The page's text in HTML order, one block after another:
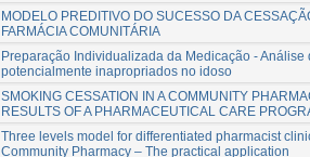
MODELO PREDITIVO DO SUCESSO DA
FARMÁCIA COMUNITÁRIA
Preparação Individualizada da Medicação - Análise
potencialmente inapropriados no idoso
SMOKING CESSATION IN A COMMUNITY
RESULTS OF A PHARMACEUTICAL CARE
Three levels model for differentiated pharmacist
Community Pharmacy – The practical application